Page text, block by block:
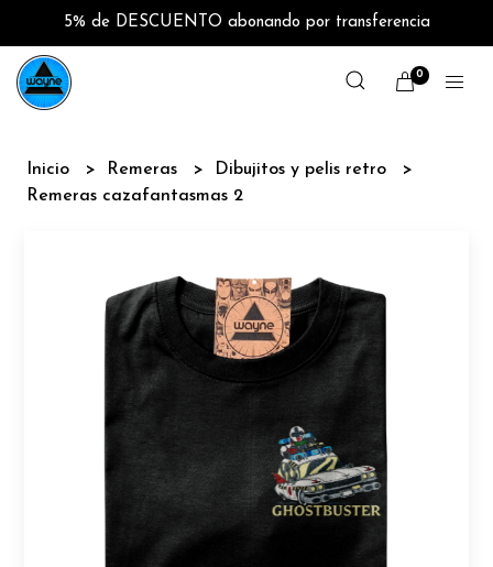
5% de DESCUENTO abonando por transferencia
0
Inicio Remeras
Dibujitos y pelis retro
Remeras cazafantasmas 2